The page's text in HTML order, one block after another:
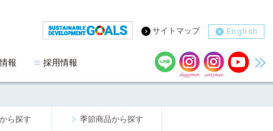
報 採用情報
サイトマップ English
ら探す 季節商品から探す